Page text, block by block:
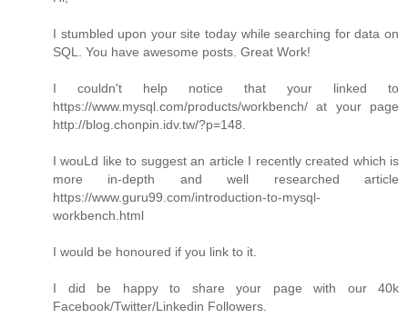
I stumbled upon your site today while searching for data on
SQL. You have awesome posts. Great Work!
I couldn't help notice that your linked to
https://www.mysql.com/products/workbench/ at your page
http://blog.chonpin.idv.tw/?p=148.
I wouLd like to suggest an article I recently created which is
more in-depth and well researched article
https://www.guru99.com/introduction-to-mysql-
workbench.html
I would be honoured if you link to it.
I did be happy to share your page with our 40k
Facebook/Twitter/Linkedin Followers.